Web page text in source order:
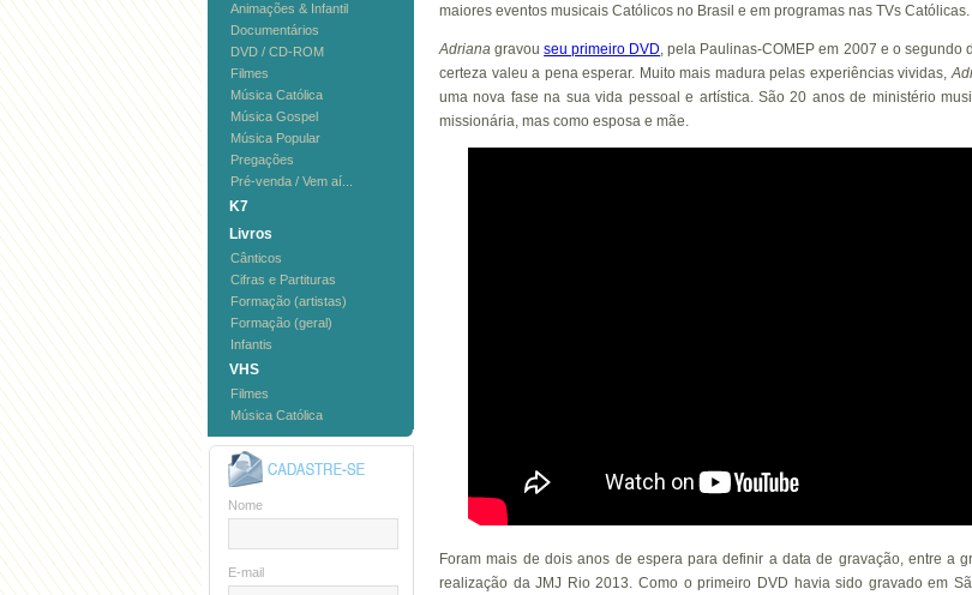
Animações & Infantil
Documentários
DVD / CD-ROM
Filmes
Música Católica
Música Gospel
Música Popular
Pregações
Pré-venda / Vem aí...
K7
Livros
Cânticos
Cifras e Partituras
Formação (artistas)
Formação (geral)
Infantis
VHS
Filmes
Música Católica
Nome
E-mail
maiores eventos musicais Católicos no Brasil e em programas nas TVs Católicas.
Adriana gravouseu primeiro DVD, pela Paulinas-COMEP em 2007 e o segundo
certeza valeu a pena esperar. Muito mais madura pelas experiências vividas,
uma nova fase na sua vida pessoal e artística. São 20 anos de ministério
missionária, mas como esposa e mãe.
Foram mais de dois anos de espera para definir a data de gravação, entre a
realização da JMJ Rio 2013. Como o primeiro DVD havia sido gravado em